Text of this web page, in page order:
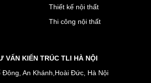
Thiết kế nội thất
Thi công nội thất
VẤN KIẾN TRÚC TLI HÀ NỘI
An Khánh,Hoài Đức, Hà Nội